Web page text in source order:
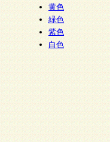
求めにより、当社が
的の通知・開示・内
及び第三者への提供
。）に応じます。
じる窓口は以下になり
食堂個人情報お客様
与えることは任意で
けない場合には、当
黄色
緑色
紫色
白色